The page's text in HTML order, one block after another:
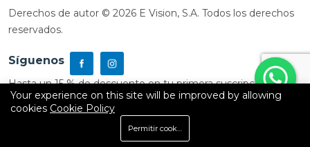
Derechos de autor © 2026 E Vision, S.A. Todos los derechos
reservados.
Síguenos
Hasta un 15 % de descuento en tu primera suscripción
Carrito
Your experience on this site will be improved by allowing
cookies Cookie Policy
Permitir cookies